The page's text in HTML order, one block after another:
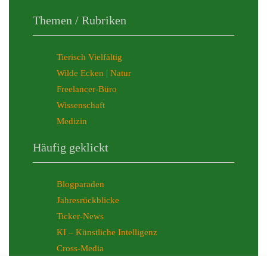
Themen / Rubriken
Tierisch Vielfältig
Wilde Ecken | Natur
Freelancer-Büro
Wissenschaft
Medizin
Häufig geklickt
Blogparaden
Jahresrückblicke
Ticker-News
KI – Künstliche Intelligenz
Cross-Media